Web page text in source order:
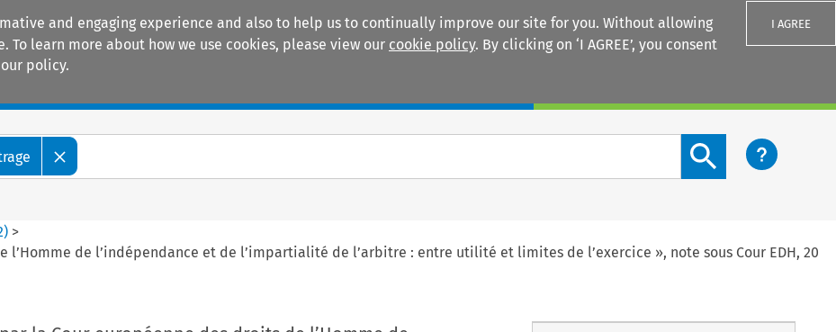
and engaging experience and also to help us to continually improve our site for you. Without allowing
learn more about how we use cookies, please view our cookie policy. By clicking on ‘I AGREE’, you consent
policy.
I AGREE
Search content button
) >
l’Homme de l’indépendance et de l’impartialité de l’arbitre : entre utilité et limites de l’exercice », note sous Cour EDH, 20